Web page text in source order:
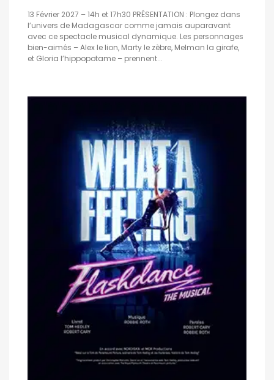
13 Février 2027 – 14h et 17h30 PRÉSENTATION : Plongez dans
l’univers de Madagascar comme jamais auparavant
avec ce spectacle musical dynamique. Les personnages
bien-aimés – Alex le lion, Marty le zèbre, Melman la girafe,
et Gloria l’hippopotame – prennent...